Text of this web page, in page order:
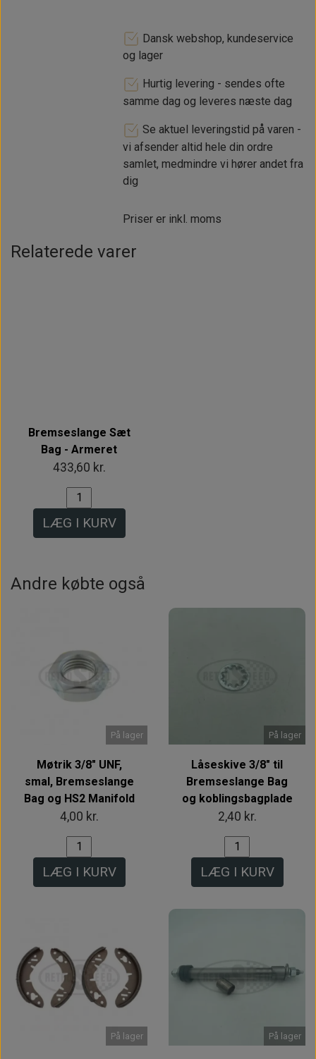
Dansk webshop, kundeservice
og lager
Hurtig levering - sendes ofte
samme dag og leveres næste dag
Se aktuel leveringstid på varen -
vi afsender altid hele din ordre
samlet, medmindre vi hører andet fra
dig
Priser er inkl. moms
Relaterede varer
Bremseslange Sæt
Bag - Armeret
433,60 kr.
LÆG I KURV
Andre købte også
På lager
Møtrik 3/8" UNF,
smal, Bremseslange
Bag og HS2 Manifold
4,00 kr.
LÆG I KURV
På lager
Låseskive 3/8" til
Bremseslange Bag
og koblingsbagplade
2,40 kr.
LÆG I KURV
På lager På lager